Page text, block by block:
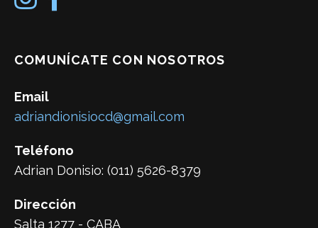
COMUNÍCATE CON NOSOTROS
Email
adriandionisiocd@gmail.com
Teléfono
Adrian Donisio: (011) 5626-8379
Dirección
Salta 1277 - CABA